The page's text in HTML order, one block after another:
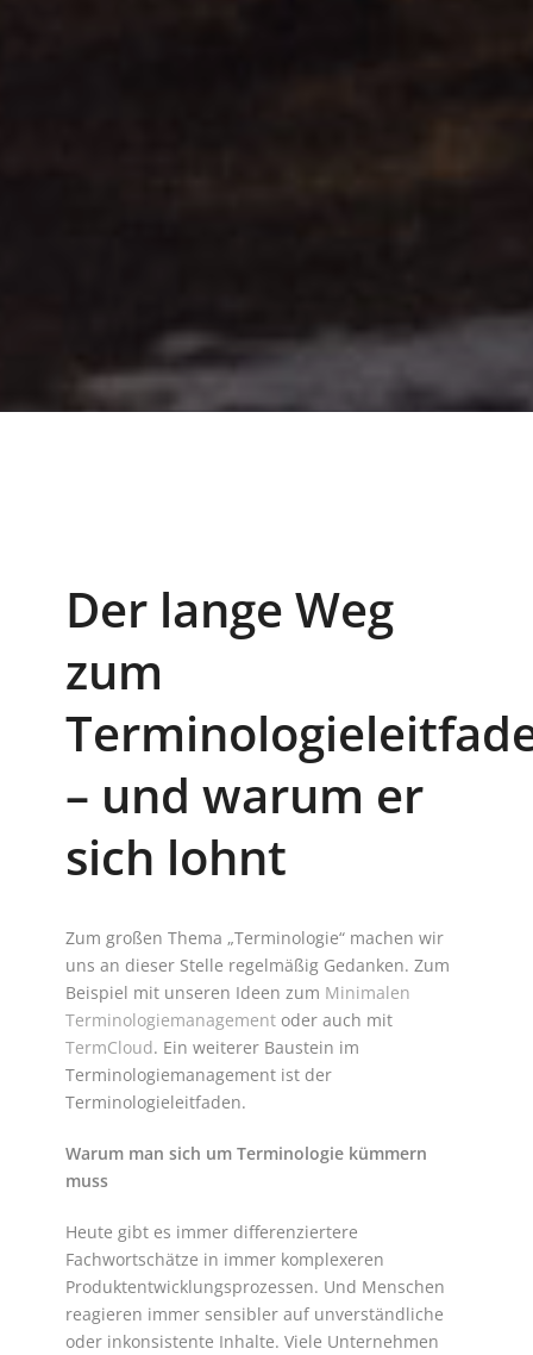
Der lange Weg
zum
– und warum er
sich lohnt
Zum großen Thema „Terminologie“ machen wir
uns an dieser Stelle regelmäßig Gedanken. Zum
Beispiel mit unseren Ideen zum Minimalen
Terminologiemanagement oder auch mit
TermCloud. Ein weiterer Baustein im
Terminologiemanagement ist der
Terminologieleitfaden.
Warum man sich um Terminologie kümmern
muss
Heute gibt es immer differenziertere
Fachwortschätze in immer komplexeren
Produktentwicklungsprozessen. Und Menschen
reagieren immer sensibler auf unverständliche
oder inkonsistente Inhalte. Viele Unternehmen